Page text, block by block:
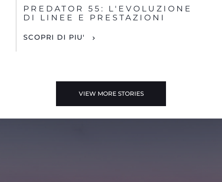
PREDATOR 55: L'EVOLUZIONE
DI LINEE E PRESTAZIONI
SCOPRI DI PIU'
VIEW MORE STORIES